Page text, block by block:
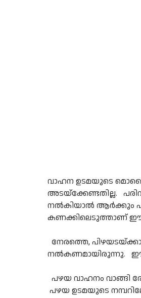
വാഹന ഉടമയുടെ
അടയ്‌ക്കേണ്ടതില്ല.
നൽകിയാൽ ആർക്കും
കണക്കിലെടുത്താണ് ഈ
നേരത്തെ,
നൽകണമായിരുന്നു. ഈ
പഴയ വാഹനം വാങ്ങി
പഴയ ഉടമയുടെ